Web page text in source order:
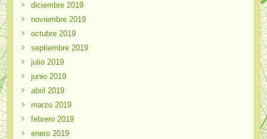
diciembre 2019
noviembre 2019
octubre 2019
septiembre 2019
julio 2019
junio 2019
abril 2019
marzo 2019
febrero 2019
enero 2019